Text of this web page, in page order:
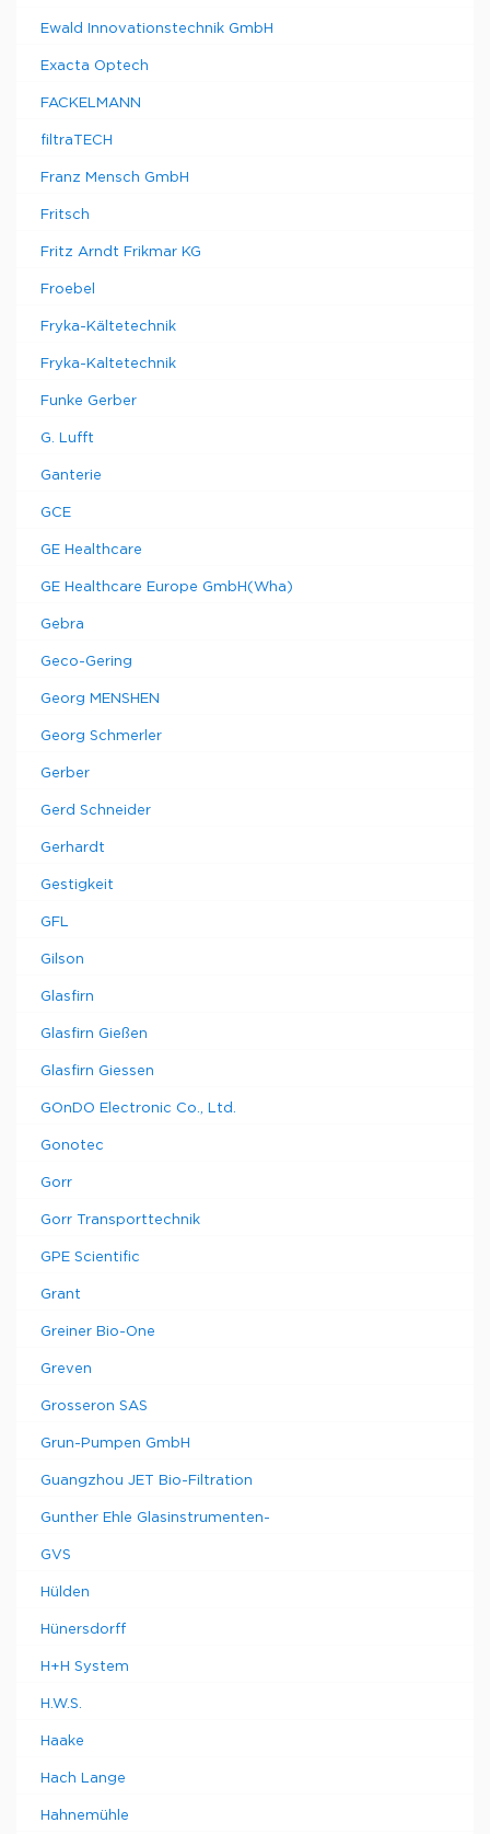
Ewald Innovationstechnik GmbH
Exacta Optech
FACKELMANN
filtraTECH
Franz Mensch GmbH
Fritsch
Fritz Arndt Frikmar KG
Froebel
Fryka-Kältetechnik
Fryka-Kaltetechnik
Funke Gerber
G. Lufft
Ganterie
GCE
GE Healthcare
GE Healthcare Europe GmbH(Wha)
Gebra
Geco-Gering
Georg MENSHEN
Georg Schmerler
Gerber
Gerd Schneider
Gerhardt
Gestigkeit
GFL
Gilson
Glasfirn
Glasfirn Gießen
Glasfirn Giessen
GOnDO Electronic Co., Ltd.
Gonotec
Gorr
Gorr Transporttechnik
GPE Scientific
Grant
Greiner Bio-One
Greven
Grosseron SAS
Grun-Pumpen GmbH
Guangzhou JET Bio-Filtration
Gunther Ehle Glasinstrumenten-
GVS
Hülden
Hünersdorff
H+H System
H.W.S.
Haake
Hach Lange
Hahnemühle